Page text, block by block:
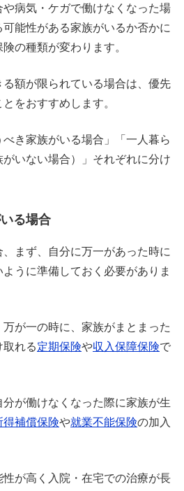
病気・ケガで働けなくなった場
能性がある家族がいるか否かに
の種類が変わります。
額が限られている場合は、優先
をおすすめします。
き家族がいる場合」「一人暮ら
いない場合）」それぞれに分け
る場合
まず、自分に万一があった時に
うに準備しておく必要がありま
が一の時に、家族がまとまった
れる定期保険や収入保障保険で
が働けなくなった際に家族が生
得補償保険や就業不能保険の加入
が高く入院・在宅での治療が長